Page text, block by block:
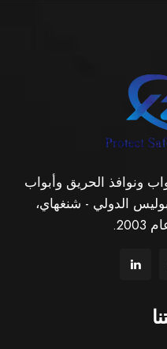
ونوافذ الحريق وأبواب
الدولي - شنغهاي،